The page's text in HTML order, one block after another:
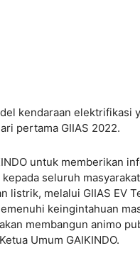
kendaraan elektrifikasi
pertama GIIAS 2022.
untuk memberikan
seluruh
listrik, melalui GIIAS EV
keingintahuan
membangun animo
Umum GAIKINDO.